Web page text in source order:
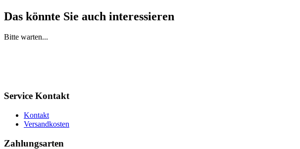
Das könnte Sie auch interessieren
Bitte warten...
Service Kontakt
Kontakt
Versandkosten
Zahlungsarten